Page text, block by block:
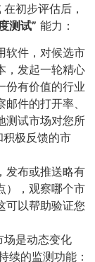
在初步评估后，
测试”​ 能力：
软件，对候选市
，发起一轮精心
份有价值的行业
件的打开率、
测试市场对您所
积极反馈的市
发布或推送略有
），观察哪个市
可以帮助验证您
是动态变化
续的监测功能：